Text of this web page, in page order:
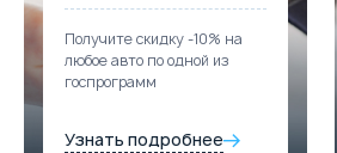
Получите скидку -10% на
любое авто по одной из
госпрограмм
Узнать подробнее